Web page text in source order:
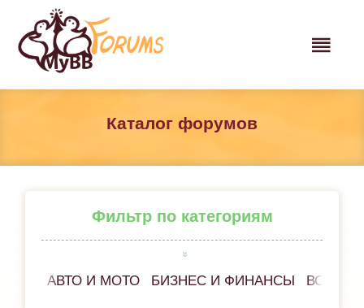
Каталог форумов
Фильтр по категориям
АВТО И МОТО БИЗНЕС И ФИНАНСЫ ВСЁ